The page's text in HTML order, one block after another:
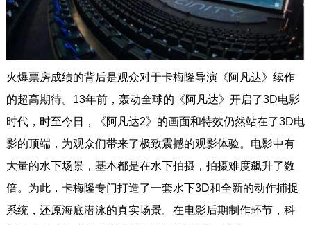
火爆票房成绩的背后是观众对于卡梅隆导演《阿凡达》续作
的超高期待。13年前，轰动全球的《阿凡达》开启了3D电影
时代，时至今日，《阿凡达2》的画面和特效仍然站在了3D电
影的顶端，为观众们带来了极致震撼的观影体验。电影中有
大量的水下场景，基本都是在水下拍摄，拍摄难度飙升了数
倍。为此，卡梅隆专门打造了一套水下3D和全新的动作捕捉
系统，还原海底潜泳的真实场景。在电影后期制作环节，科